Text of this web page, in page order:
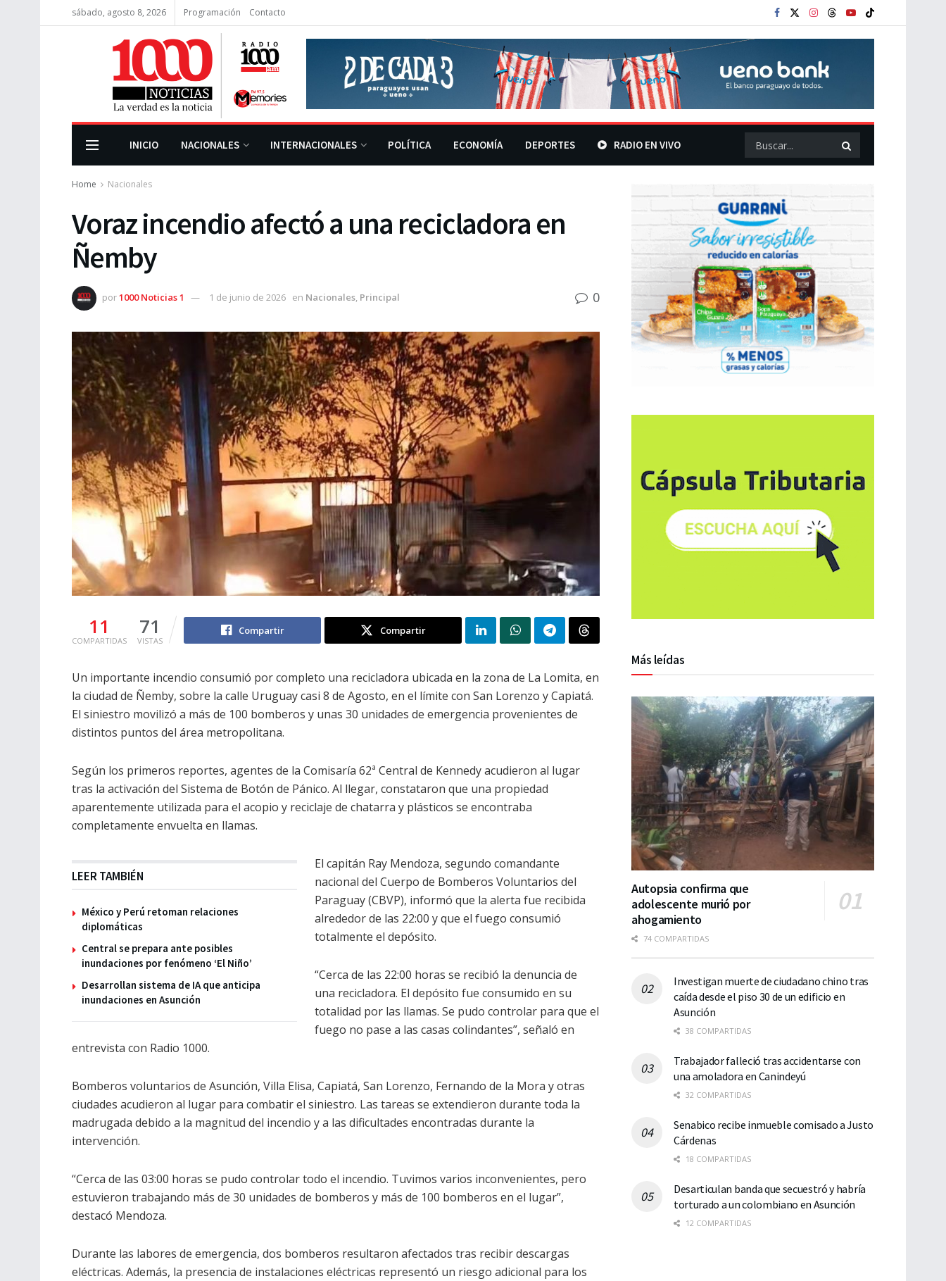
sábado, agosto 8, 2026 Programación Contacto
INICIO NACIONALES INTERNACIONALES POLÍTICA ECONOMÍA DEPORTES RADIO EN VIVO
Home Nacionales
Voraz incendio afectó a una recicladora en
Ñemby
por1000 Noticias 1 1 de junio de 2026 en Nacionales, Principal 0
11
COMPARTIDAS
71
VISTAS
Compartir Compartir
Un importante incendio consumió por completo una recicladora ubicada en la zona de La Lomita, en
la ciudad de Ñemby, sobre la calle Uruguay casi 8 de Agosto, en el límite con San Lorenzo y Capiatá.
El siniestro movilizó a más de 100 bomberos y unas 30 unidades de emergencia provenientes de
distintos puntos del área metropolitana.
Según los primeros reportes, agentes de la Comisaría 62ª Central de Kennedy acudieron al lugar
tras la activación del Sistema de Botón de Pánico. Al llegar, constataron que una propiedad
aparentemente utilizada para el acopio y reciclaje de chatarra y plásticos se encontraba
completamente envuelta en llamas.
LEER TAMBIÉN
México y Perú retoman relaciones
diplomáticas
Central se prepara ante posibles
inundaciones por fenómeno ‘El Niño’
Desarrollan sistema de IA que anticipa
inundaciones en Asunción
El capitán Ray Mendoza, segundo comandante
nacional del Cuerpo de Bomberos Voluntarios del
Paraguay (CBVP), informó que la alerta fue recibida
alrededor de las 22:00 y que el fuego consumió
totalmente el depósito.
“Cerca de las 22:00 horas se recibió la denuncia de
una recicladora. El depósito fue consumido en su
totalidad por las llamas. Se pudo controlar para que el
fuego no pase a las casas colindantes”, señaló en
entrevista con Radio 1000.
Bomberos voluntarios de Asunción, Villa Elisa, Capiatá, San Lorenzo, Fernando de la Mora y otras
ciudades acudieron al lugar para combatir el siniestro. Las tareas se extendieron durante toda la
madrugada debido a la magnitud del incendio y a las dificultades encontradas durante la
intervención.
“Cerca de las 03:00 horas se pudo controlar todo el incendio. Tuvimos varios inconvenientes, pero
estuvieron trabajando más de 30 unidades de bomberos y más de 100 bomberos en el lugar”,
destacó Mendoza.
Durante las labores de emergencia, dos bomberos resultaron afectados tras recibir descargas
eléctricas. Además, la presencia de instalaciones eléctricas representó un riesgo adicional para los
Más leídas
Autopsia confirma que
adolescente murió por
ahogamiento
74 COMPARTIDAS
Investigan muerte de ciudadano chino tras
caída desde el piso 30 de un edificio en
Asunción
38 COMPARTIDAS
Trabajador falleció tras accidentarse con
una amoladora en Canindeyú
32 COMPARTIDAS
Senabico recibe inmueble comisado a Justo
Cárdenas
18 COMPARTIDAS
Desarticulan banda que secuestró y habría
torturado a un colombiano en Asunción
12 COMPARTIDAS